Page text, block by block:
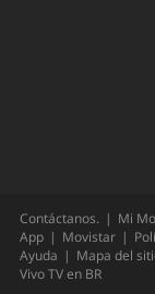
Contáctanos. Mi
App
Movistar
Ayuda
Mapa del
Vivo TV en BR